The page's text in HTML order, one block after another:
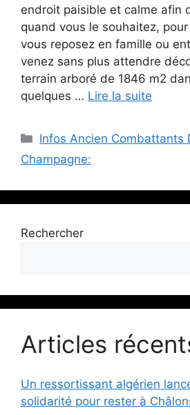
endroit paisible et calme afin
quand vous le souhaitez,
vous reposez en famille ou
venez sans plus attendre
terrain arboré de 1846 m2
quelques … Lire la suite
Catégories
Infos Ancien Combattants
Champagne:
Rechercher
Articles
Un ressortissant algérien
solidarité pour rester à